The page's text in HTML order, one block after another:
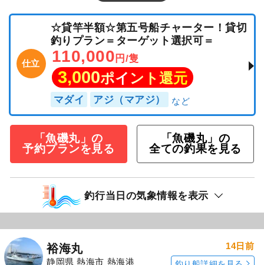
仕立
☆貸竿半額☆第五号船チャーター！貸切
釣りプラン＝ターゲット選択可＝
110,000 円/隻
3,000ポイント還元
マダイ アジ（マアジ）
「魚磯丸」の
予約プランを見る
「魚磯丸」の
全ての釣果を見る
釣行当日の気象情報を表示
裕海丸
静岡県 熱海市 熱海港
14日前